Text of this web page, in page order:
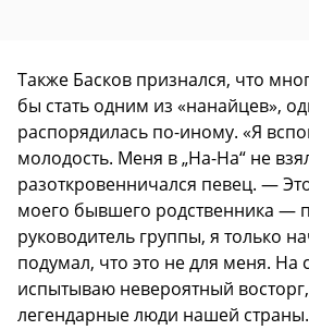
Также Басков признался, что
бы стать одним из «нанайцев»,
распорядилась по-иному. «Я
молодость. Меня в „На-На“ не
разоткровенничался певец. —
моего бывшего родственника —
руководитель группы, я только
подумал, что это не для меня. На
испытываю невероятный
легендарные люди нашей страны.